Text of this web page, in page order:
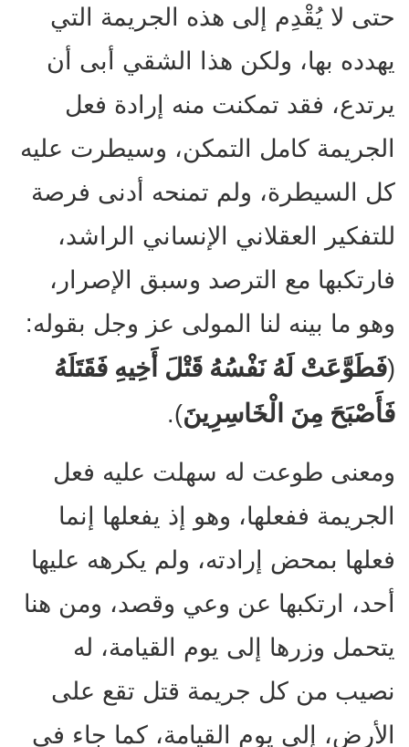
حتى لا يُقْدِم إلى هذه الجريمة التي
يهدده بها، ولكن هذا الشقي أبى أن
يرتدع، فقد تمكنت منه إرادة فعل
الجريمة كامل التمكن، وسيطرت عليه
كل السيطرة، ولم تمنحه أدنى فرصة
للتفكير العقلاني الإنساني الراشد،
فارتكبها مع الترصد وسبق الإصرار،
وهو ما بينه لنا المولى عز وجل بقوله:
(فَطَوَّعَتْ لَهُ نَفْسُهُ قَتْلَ أَخِيهِ فَقَتَلَهُ
فَأَصْبَحَ مِنَ الْخَاسِرِينَ).
ومعنى طوعت له سهلت عليه فعل
الجريمة ففعلها، وهو إذ يفعلها إنما
فعلها بمحض إرادته، ولم يكرهه عليها
أحد، ارتكبها عن وعي وقصد، ومن هنا
يتحمل وزرها إلى يوم القيامة، له
نصيب من كل جريمة قتل تقع على
الأرض، إلى يوم القيامة، كما جاء في